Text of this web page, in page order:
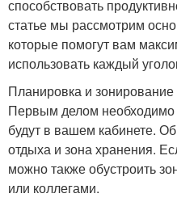
способствовать
статье мы рассмотрим
которые помогут вам
использовать каждый
Планировка и
Первым делом необходимо
будут в вашем кабинете.
отдыха и зона хранения.
можно также обустроить
или коллегами.